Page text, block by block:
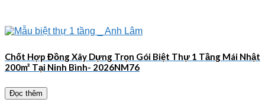
Chốt Hợp Đồng Xây Dựng Trọn Gói Biệt Thự 1 Tầng Mái Nhật
200m² Tại Ninh Bình- 2026NM76
Đọc thêm